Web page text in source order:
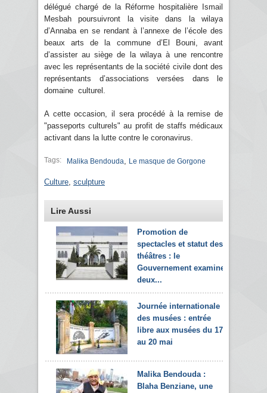
délégué chargé de la Réforme hospitalière Ismail
Mesbah poursuivront la visite dans la wilaya
d’Annaba en se rendant à l’annexe de l’école des
beaux arts de la commune d’El Bouni, avant
d’assister au siège de la wilaya à une rencontre
avec les représentants de la société civile dont des
représentants d’associations versées dans le
domaine culturel.
A cette occasion, il sera procédé à la remise de
"passeports culturels" au profit de staffs médicaux
activant dans la lutte contre le coronavirus.
Tags: Malika Bendouda Le masque de Gorgone
Culture sculpture
Lire Aussi
Promotion de
spectacles et statut des
théâtres : le
Gouvernement examine
deux...
Journée internationale
des musées : entrée
libre aux musées du 17
au 20 mai
Malika Bendouda :
Blaha Benziane, une